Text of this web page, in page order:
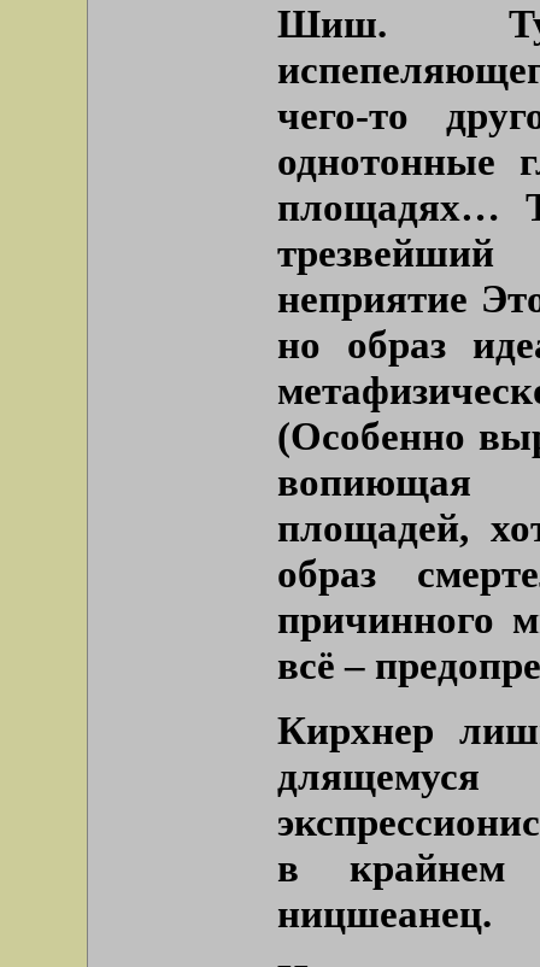
Шиш. Тут
чего-то
однотонные
площадях…
неприятие
но образ
(Особенно
вопиющая
площадей,
образ
причинного
всё –
Кирхнер
длящемуся
в крайнем
ницшеанец.